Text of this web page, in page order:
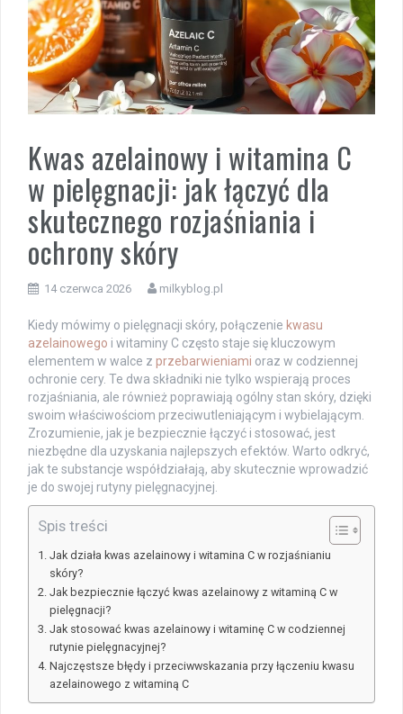
Kwas azelainowy i witamina C
w pielęgnacji: jak łączyć dla
skutecznego rozjaśniania i
ochrony skóry
14 czerwca 2026 milkyblog.pl
Kiedy mówimy o pielęgnacji skóry, połączenie kwasu
azelainowego i witaminy C często staje się kluczowym
elementem w walce z przebarwieniami oraz w codziennej
ochronie cery. Te dwa składniki nie tylko wspierają proces
rozjaśniania, ale również poprawiają ogólny stan skóry, dzięki
swoim właściwościom przeciwutleniającym i wybielającym.
Zrozumienie, jak je bezpiecznie łączyć i stosować, jest
niezbędne dla uzyskania najlepszych efektów. Warto odkryć,
jak te substancje współdziałają, aby skutecznie wprowadzić
je do swojej rutyny pielęgnacyjnej.
Spis treści
Jak działa kwas azelainowy i witamina C w rozjaśnianiu
skóry?
Jak bezpiecznie łączyć kwas azelainowy z witaminą C w
pielęgnacji?
Jak stosować kwas azelainowy i witaminę C w codziennej
rutynie pielęgnacyjnej?
Najczęstsze błędy i przeciwwskazania przy łączeniu kwasu
azelainowego z witaminą C